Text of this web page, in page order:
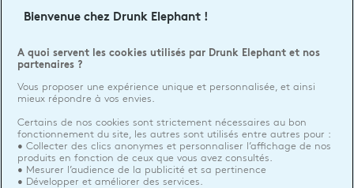
Bienvenue chez Drunk Elephant !
A quoi servent les cookies utilisés par Drunk Elephant et nos
partenaires ?
Vous proposer une expérience unique et personnalisée, et ainsi
mieux répondre à vos envies.
Certains de nos cookies sont strictement nécessaires au bon
fonctionnement du site, les autres sont utilisés entre autres pour :
• Collecter des clics anonymes et personnaliser l’affichage de nos
produits en fonction de ceux que vous avez consultés.
• Mesurer l’audience de la publicité et sa pertinence
• Développer et améliorer des services.